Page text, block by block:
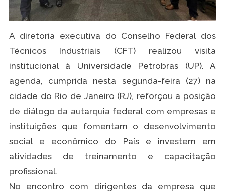
A diretoria executiva do Conselho Federal dos
Técnicos Industriais (CFT) realizou visita
institucional à Universidade Petrobras (UP). A
agenda, cumprida nesta segunda-feira (27) na
cidade do Rio de Janeiro (RJ), reforçou a posição
de diálogo da autarquia federal com empresas e
instituições que fomentam o desenvolvimento
social e econômico do País e investem em
atividades de treinamento e capacitação
profissional.
No encontro com dirigentes da empresa que